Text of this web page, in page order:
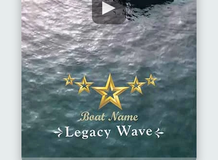
Alanya'nın
beldeleri
▶